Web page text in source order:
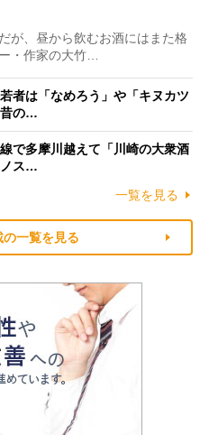
が、昼から飲むお酒にはまた格
・作家の大竹…
者は「なめろう」や「キヌカツ
の…
で多摩川越えて「川崎の大衆酒
ス…
一覧を見る
一覧を見る